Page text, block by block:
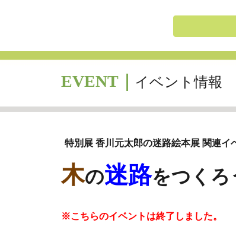
EVENT｜ イベント情報
特別展香川元太郎の迷路絵本展関連イ
木の迷路をつくろ
※こちらのイベントは終了しました。